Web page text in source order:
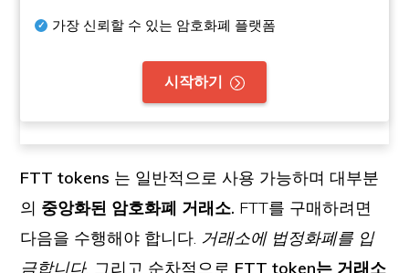
가장 신뢰할 수 있는 암호화폐 플랫폼
시작하기
FTT tokens 는 일반적으로 사용 가능하며 대부분
의 중앙화된 암호화폐 거래소. FTT를 구매하려면
다음을 수행해야 합니다. 거래소에 법정화폐를 입
금합니다, 그리고 순차적으로 FTT token는 거래소